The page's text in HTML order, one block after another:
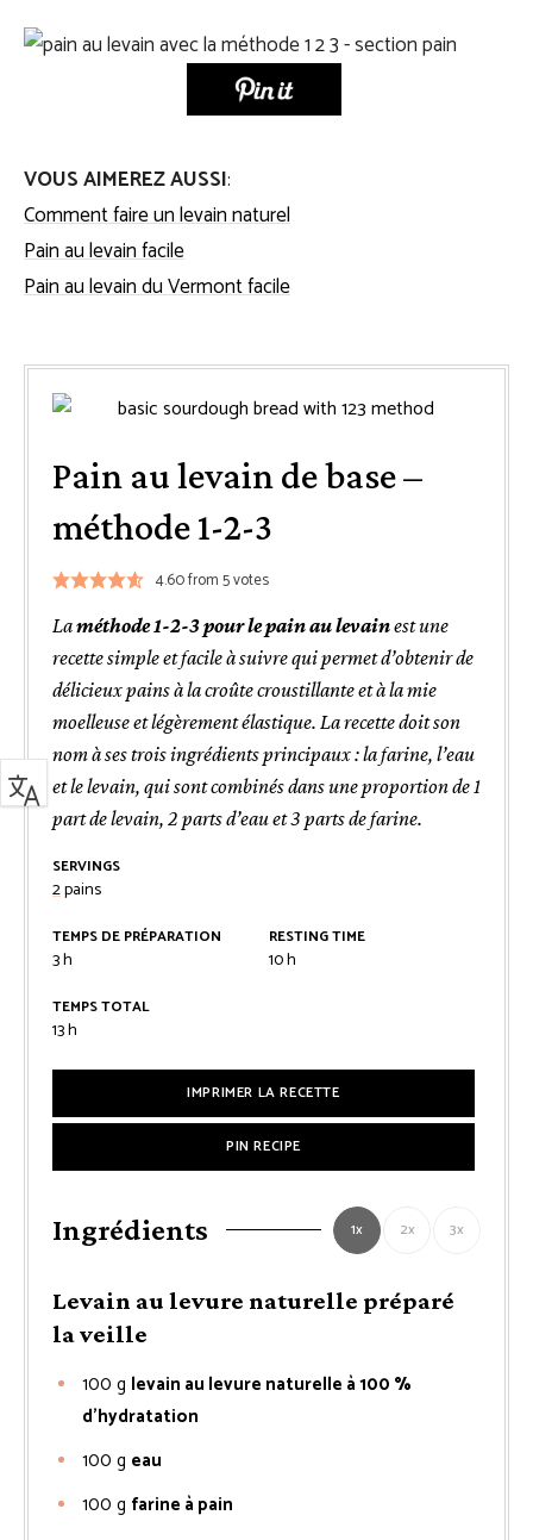
VOUS AIMEREZ AUSSI:
Comment faire un levain naturel
Pain au levain facile
Pain au levain du Vermont facile
Pain au levain de base –
méthode 1-2-3
4.60from5votes
Laméthode 1-2-3 pour le pain au levainest une
recette simple et facile à suivre qui permet d’obtenir de
délicieux pains à la croûte croustillante et à la mie
moelleuse et légèrement élastique. La recette doit son
nom à ses trois ingrédients principaux : la farine, l’eau
et le levain, qui sont combinés dans une proportion de 1
part de levain, 2 parts d’eau et 3 parts de farine.
SERVINGS
2pains
TEMPS DE PRÉPARATION
3heures
h
RESTING TIME
10heures
h
TEMPS TOTAL
13heures
h
IMPRIMER LA RECETTE
PIN RECIPE
Ingrédients 1x 2x 3x
Levain au levure naturelle préparé
la veille
100 g levain au levure naturelle à 100 %
d’hydratation
100 g eau
100 g farine à pain